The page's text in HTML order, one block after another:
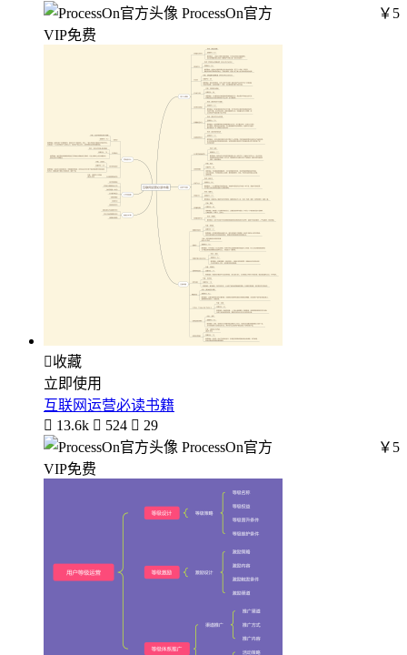
ProcessOn官方
￥5
VIP免费
收藏
立即使用
互联网运营必读书籍
 13.6k  524  29
ProcessOn官方
￥5
VIP免费